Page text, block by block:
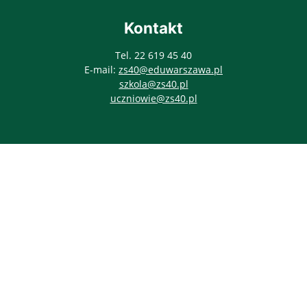
Kontakt
Tel. 22 619 45 40
E-mail: zs40@eduwarszawa.pl
szkola@zs40.pl
uczniowie@zs40.pl